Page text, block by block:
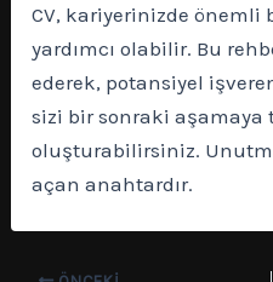
CV, kariyerinizde önemli
yardımcı olabilir. Bu
ederek, potansiyel
sizi bir sonraki aşamaya
oluşturabilirsiniz.
açan anahtardır.